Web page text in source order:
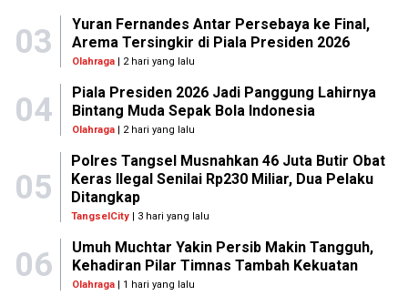
03
Yuran Fernandes Antar Persebaya ke Final,
Arema Tersingkir di Piala Presiden 2026
Olahraga| 2 hari yang lalu
04
Piala Presiden 2026 Jadi Panggung Lahirnya
Bintang Muda Sepak Bola Indonesia
Olahraga| 2 hari yang lalu
05
Polres Tangsel Musnahkan 46 Juta Butir Obat
Keras Ilegal Senilai Rp230 Miliar, Dua Pelaku
Ditangkap
TangselCity | 3 hari yang lalu
06
Umuh Muchtar Yakin Persib Makin Tangguh,
Kehadiran Pilar Timnas Tambah Kekuatan
Olahraga| 1 hari yang lalu